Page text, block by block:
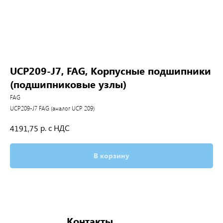
UCP209-J7, FAG, Корпусные подшипники
(подшипниковые узлы)
FAG
UCP209-J7 FAG (аналог UCP 209)
4191,75 р. с НДС
В корзину